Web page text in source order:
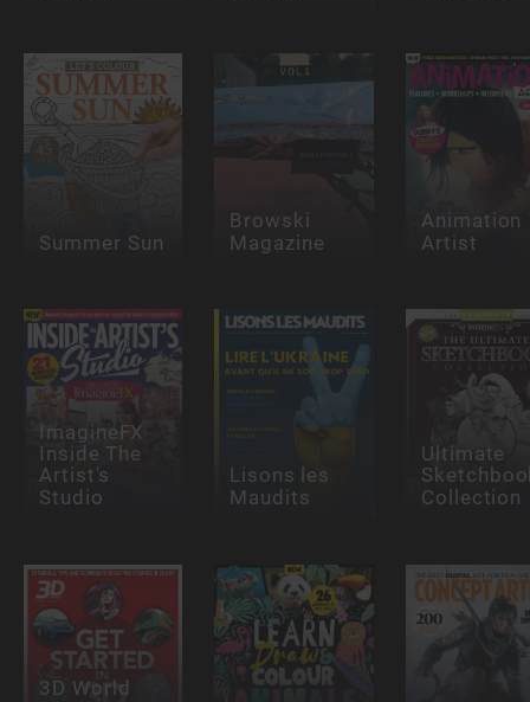
Summer Sun
Browski
Magazine
Animation
Artist
ImagineFX
Inside The
Artist's
Studio
Lisons les
Maudits
Ultimate
Collection
3D World